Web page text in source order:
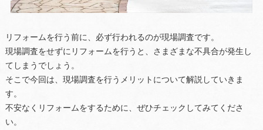
リフォームを行う前に、必ず行われるのが現場調査です。
現場調査をせずにリフォームを行うと、さまざまな不具合が発生し
てしまうでしょう。
そこで今回は、現場調査を行うメリットについて解説していきま
す。
不安なくリフォームをするために、ぜひチェックしてみてくださ
い。